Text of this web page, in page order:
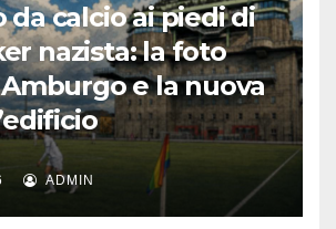
da calcio ai piedi di
nazista: la foto
e la nuova
ADMIN